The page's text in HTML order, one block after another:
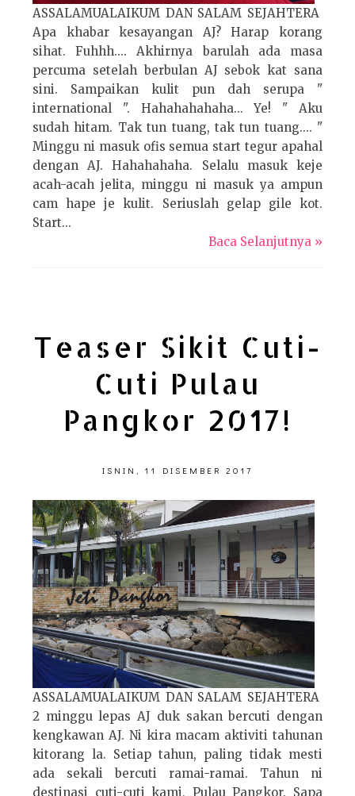
ASSALAMUALAIKUM DAN SALAM SEJAHTERA
Apa khabar kesayangan AJ? Harap korang
sihat. Fuhhh.... Akhirnya barulah ada masa
percuma setelah berbulan AJ sebok kat sana
sini. Sampaikan kulit pun dah serupa "
international ". Hahahahahaha... Ye! " Aku
sudah hitam. Tak tun tuang, tak tun tuang.... "
Minggu ni masuk ofis semua start tegur apahal
dengan AJ. Hahahahaha. Selalu masuk keje
acah-acah jelita, minggu ni masuk ya ampun
cam hape je kulit. Seriuslah gelap gile kot.
Start...
Baca Selanjutnya »
Teaser Sikit Cuti-
Cuti Pulau
Pangkor 2017!
ISNIN, 11 DISEMBER 2017
ASSALAMUALAIKUM DAN SALAM SEJAHTERA
2 minggu lepas AJ duk sakan bercuti dengan
kengkawan AJ. Ni kira macam aktiviti tahunan
kitorang la. Setiap tahun, paling tidak mesti
ada sekali bercuti ramai-ramai. Tahun ni
destinasi cuti-cuti kami, Pulau Pangkor. Sapa